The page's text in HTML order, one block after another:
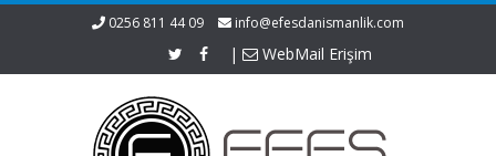
0256 811 44 09 info@efesdanismanlik.com
| WebMail Erişim